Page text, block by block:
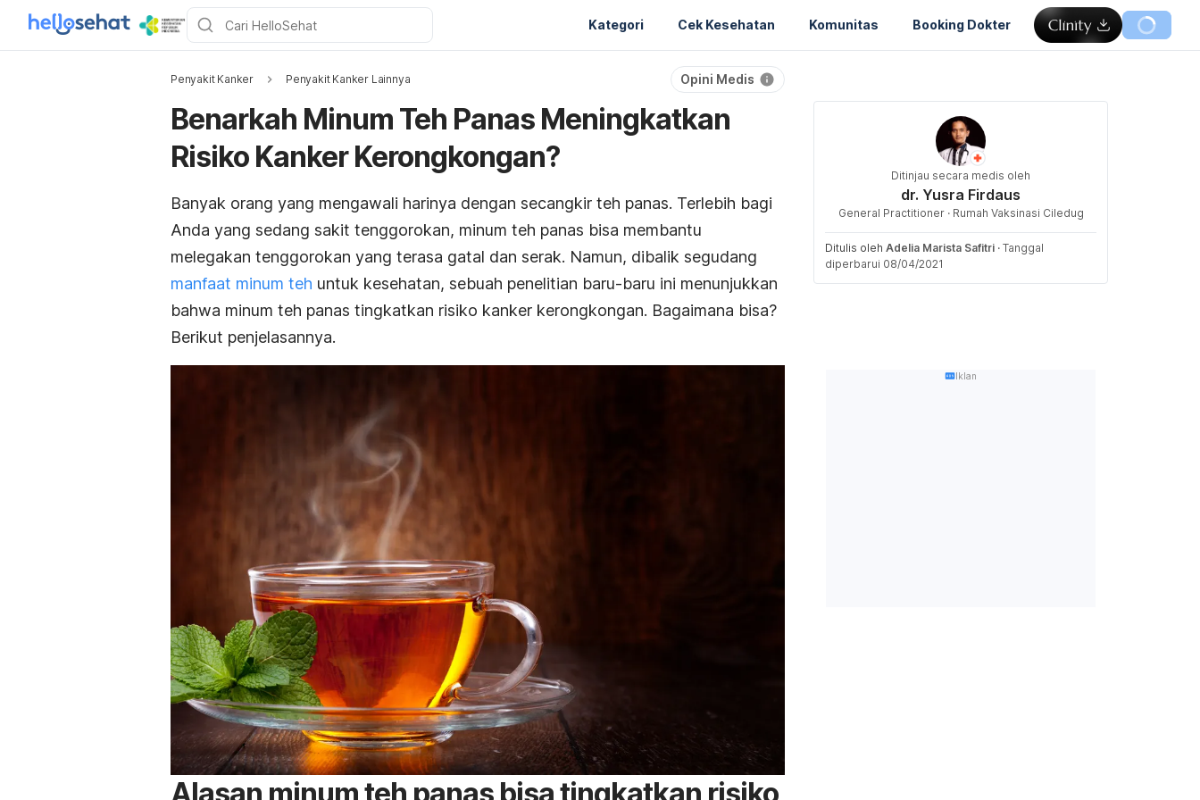
Kategori Cek Kesehatan Komunitas Booking Dokter
Penyakit Kanker Penyakit Kanker Lainnya Opini Medis
Benarkah Minum Teh Panas Meningkatkan
Risiko Kanker Kerongkongan?
Banyak orang yang mengawali harinya dengan secangkir teh panas. Terlebih bagi
Anda yang sedang sakit tenggorokan, minum teh panas bisa membantu
melegakan tenggorokan yang terasa gatal dan serak. Namun, dibalik segudang
manfaat minum teh untuk kesehatan, sebuah penelitian baru-baru ini menunjukkan
bahwa minum teh panas tingkatkan risiko kanker kerongkongan. Bagaimana bisa?
Berikut penjelasannya.
Ditinjau secara medis oleh
dr. Yusra Firdaus
General Practitioner · Rumah Vaksinasi Ciledug
Ditulis oleh Adelia Marista Safitri · Tanggal
diperbarui 08/04/2021
Iklan